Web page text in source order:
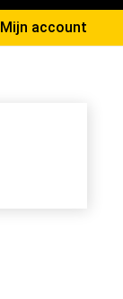
Mijn account